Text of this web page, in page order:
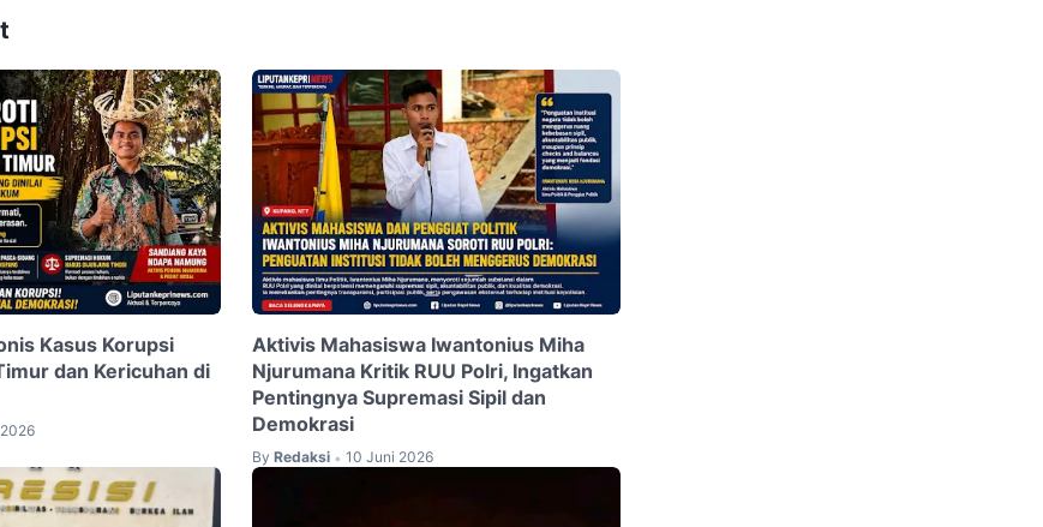
Kasus Korupsi
dan Kericuhan di
Aktivis Mahasiswa Iwantonius Miha
Njurumana Kritik RUU Polri, Ingatkan
Pentingnya Supremasi Sipil dan
Demokrasi
By Redaksi • 10 Juni 2026